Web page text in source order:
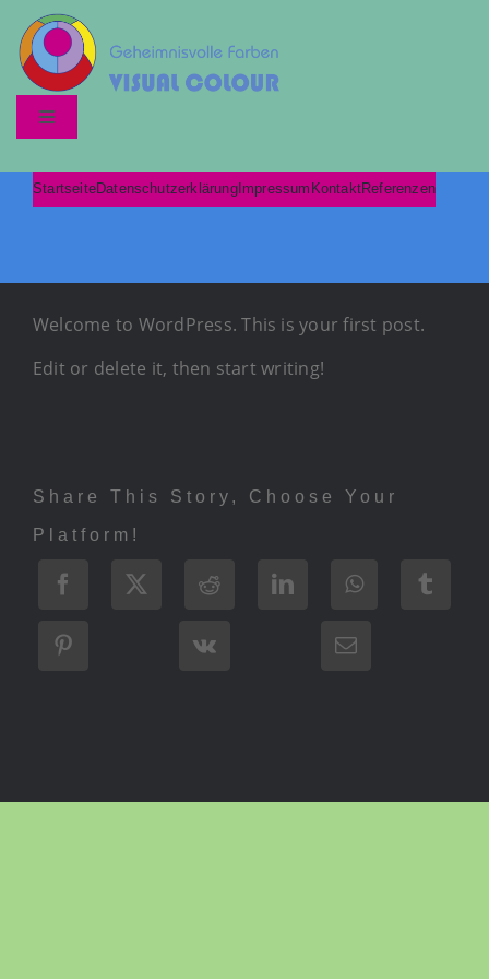
Zum
Inhalt
springen
Toggle
Startseite
StartseiteDatenschutzerklärungImpressum KontaktReferenzen
Welcome to WordPress. This is your first post.
Edit or delete it, then start writing!
Share This Story, Choose Your
Platform!